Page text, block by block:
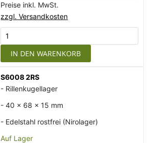
Preise inkl. MwSt.
zzgl. Versandkosten
IN DEN WARENKORB
S6008 2RS
- Rillenkugellager
- 40 x 68 x 15 mm
- Edelstahl rostfrei (Nirolager)
Auf Lager